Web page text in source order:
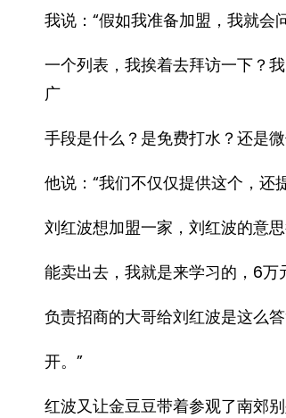
我说：“假如我准备加盟，我就
一个列表，我挨着去拜访一下？
广
手段是什么？是免费打水？还是
他说：“我们不仅仅提供这个，还
刘红波想加盟一家，刘红波的意
能卖出去，我就是来学习的，6万
负责招商的大哥给刘红波是这么
开。”
红波又让金豆豆带着参观了南郊